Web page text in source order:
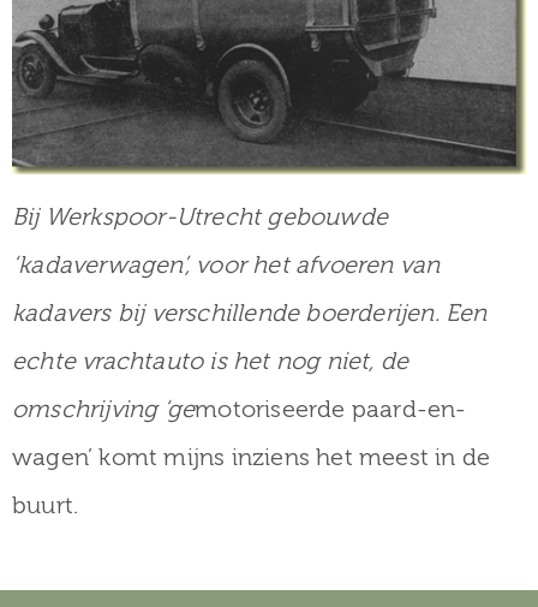
Bij Werkspoor-Utrecht gebouwde
‘kadaverwagen’, voor het afvoeren van
kadavers bij verschillende boerderijen. Een
echte vrachtauto is het nog niet, de
omschrijving ‘gemotoriseerde paard-en-
wagen’ komt mijns inziens het meest in de
buurt.